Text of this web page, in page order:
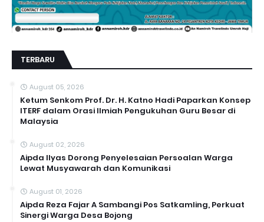
TERBARU
August 05, 2026
Ketum Senkom Prof. Dr. H. Katno Hadi Paparkan Konsep
ITERF dalam Orasi Ilmiah Pengukuhan Guru Besar di
Malaysia
August 02, 2026
Aipda Ilyas Dorong Penyelesaian Persoalan Warga
Lewat Musyawarah dan Komunikasi
August 01, 2026
Aipda Reza Fajar A Sambangi Pos Satkamling, Perkuat
Sinergi Warga Desa Bojong